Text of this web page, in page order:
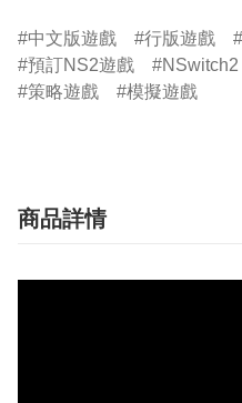
中文版遊戲 行版遊戲
預訂NS2遊戲
NSwitch2
策略遊戲
模擬遊戲
商品詳情